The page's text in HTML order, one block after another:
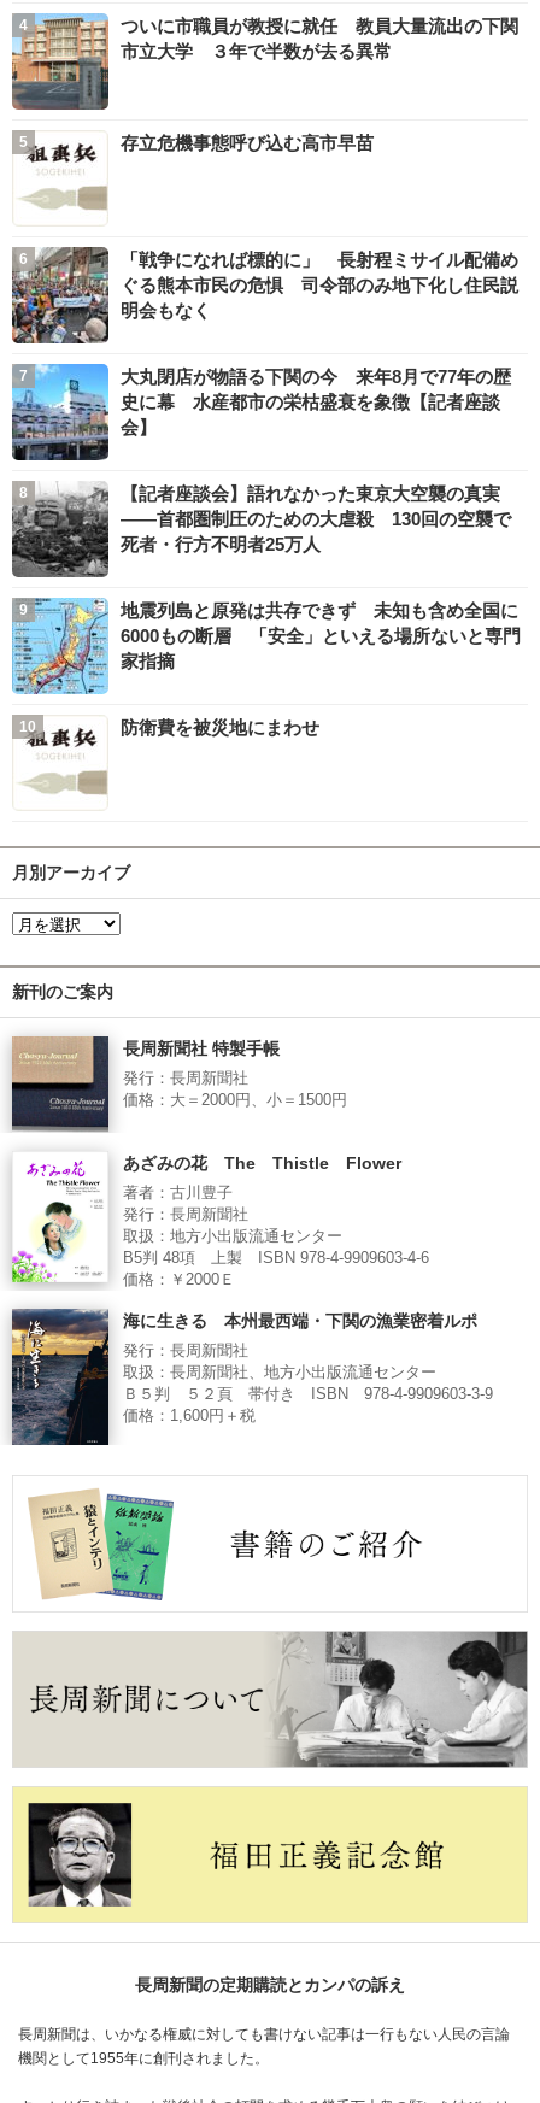
ついに市職員が教授に就任 教員大量流出の下関
市立大学 ３年で半数が去る異常
存立危機事態呼び込む高市早苗
「戦争になれば標的に」 長射程ミサイル配備め
ぐる熊本市民の危惧 司令部のみ地下化し住民説
明会もなく
大丸閉店が物語る下関の今 来年8月で77年の歴
史に幕 水産都市の栄枯盛衰を象徴【記者座談
会】
【記者座談会】語れなかった東京大空襲の真実
――首都圏制圧のための大虐殺 130回の空襲で
死者・行方不明者25万人
地震列島と原発は共存できず 未知も含め全国に
6000もの断層 「安全」といえる場所ないと専門
家指摘
防衛費を被災地にまわせ
月別アーカイブ
新刊のご案内
長周新聞社 特製手帳
発行：長周新聞社
価格：大＝2000円、小＝1500円
あざみの花 The Thistle Flower
著者：古川豊子
発行：長周新聞社
取扱：地方小出版流通センター
B5判 48項 上製 ISBN 978-4-9909603-4-6
価格：￥2000Ｅ
海に生きる 本州最西端・下関の漁業密着ルポ
発行：長周新聞社
取扱：長周新聞社、地方小出版流通センター
Ｂ５判 ５２頁 帯付き ISBN 978-4-9909603-3-9
価格：1,600円＋税
長周新聞の定期購読とカンパの訴え
長周新聞は、いかなる権威に対しても書けない記事は一行もない人民の言論
機関として1955年に創刊されました。